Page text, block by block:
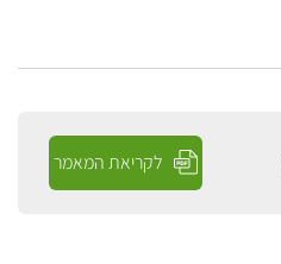
לקריאת המאמר